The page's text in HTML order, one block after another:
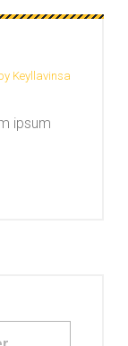
Keyllavinsa
ipsum